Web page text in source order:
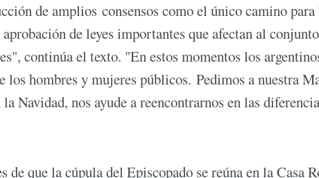
de amplios consensos como el único camino
de leyes importantes que afectan al
continúa el texto. "En estos momentos los
los hombres y mujeres públicos. Pedimos a nuestra
Navidad, nos ayude a reencontrarnos en las
de que la cúpula del Episcopado se reúna en la Casa